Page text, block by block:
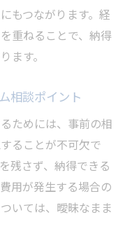
もつながります。経
重ねることで、納得
ます。
相談ポイント
ためには、事前の相
ることが不可欠で
残さず、納得できる
用が発生する場合の
いては、曖昧なまま